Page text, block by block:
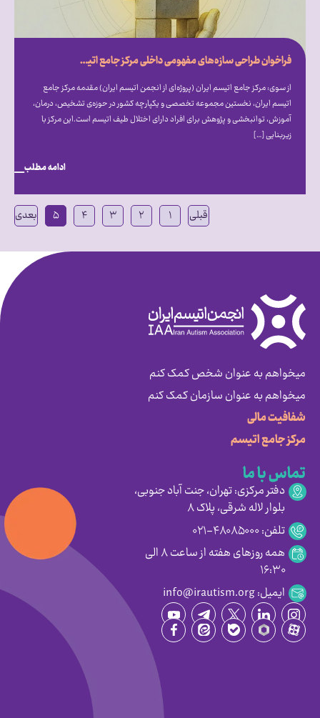
فراخوان طراحی سازه‌های مفهومی داخلی مرکز جامع اتیسم ایران روایتی از امید، تفاوت و درک متقابل
از سوی: مرکز جامع اتیسم ایران (پروژه‌ای از انجمن اتیسم ایران) مقدمه مرکز جامع
اتیسم ایران، نخستین مجموعه تخصصی و یکپارچه کشور در حوزه‌ی تشخیص، درمان،
آموزش، توانبخشی و پژوهش برای افراد دارای اختلال طیف اتیسم است.این مرکز با
زیربنایی […]
ادامه مطلب
قبلی ۱ ۲ ۳ ۴ ۵ بعدی
میخواهم به عنوان شخص کمک کنم
میخواهم به عنوان سازمان کمک کنم
شفافیت مالی
مرکز جامع اتیسم
تماس با ما
دفتر مرکزی: تهران، جنت آباد جنوبی،
بلوار لاله شرقی، پلاک ۸
تلفن: ۴۸۰۸۵۰۰۰-۰۲۱
همه روزهای هفته از ساعت ۸ الی
۱۶:۳۰
ایمیل: info@irautism.org